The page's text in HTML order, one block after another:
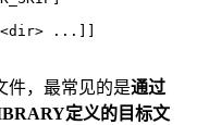
...]]
件，最常见的是通过
定义的目标文